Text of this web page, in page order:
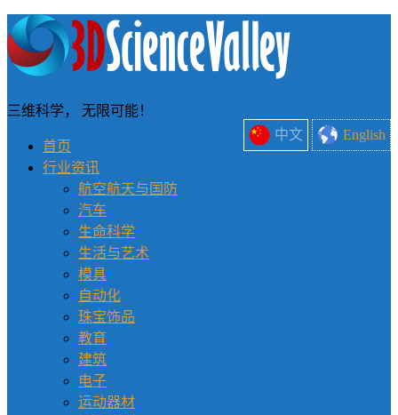
中文 English
三维科学， 无限可能！
首页
行业资讯
航空航天与国防
汽车
生命科学
生活与艺术
模具
自动化
珠宝饰品
教育
建筑
电子
运动器材